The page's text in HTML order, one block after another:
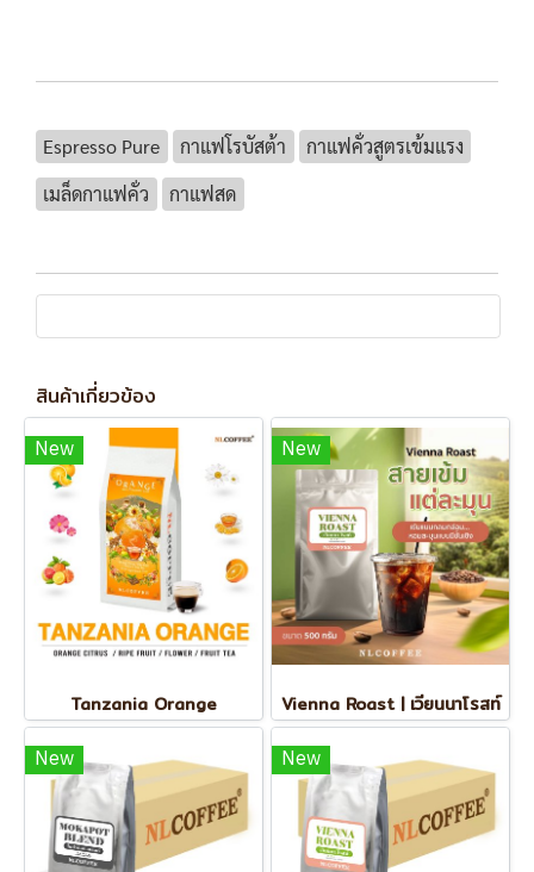
Espresso Pure กาแฟโรบัสต้า
กาแฟคั่วสูตรเข้มแรง
เมล็ดกาแฟคั่ว
กาแฟสด
สินค้าเกี่ยวข้อง
New
Tanzania Orange
New
Vienna Roast | เวียนนาโรสท์
New New